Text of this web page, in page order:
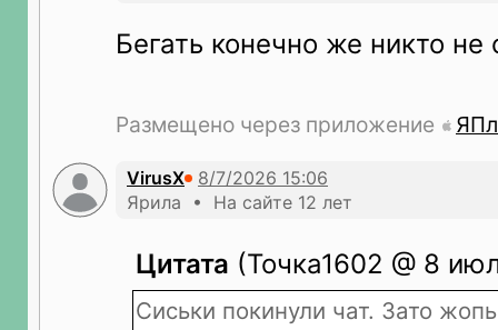
Бегать конечно же никто не
Размещено через приложение
VirusX
Ярила • На сайте 12 лет
Цитата (Точка1602 @ 8
Сиськи покинули чат. Зато